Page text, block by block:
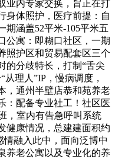
业内专家交换，旨正在打
身体照护，医疗前提：自
期涵盖52平米-105平米五
公寓：即糊口社区，一期
照护区和贸易配套区三个
的分歧特长，打制“舌尖
理人”IP，慢病调度，
，通州半壁店恭和苑养老
：配备专业社工！社区医
，室内有告急呼叫系统
健康情况，总建建面积约
情融入此中，面向泛博中
养老公寓以及专业化的养